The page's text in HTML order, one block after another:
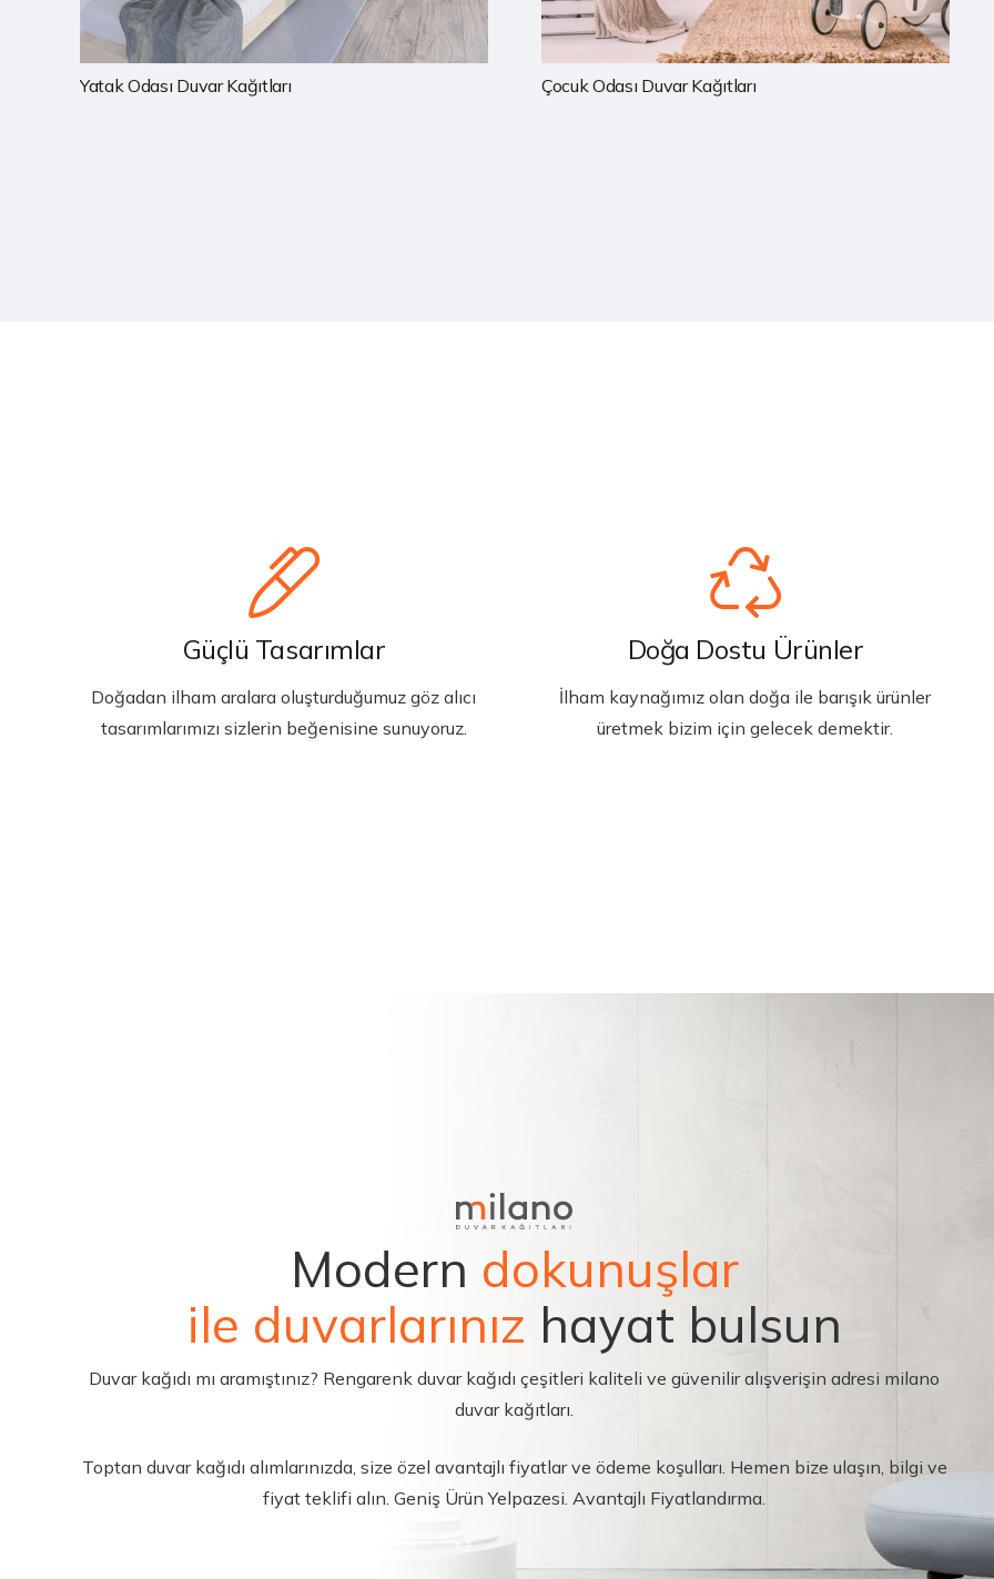
Çocuk Odası Duvar Kağıtları Mutfak Duvar Kağıtları
Güçlü Tasarımlar
Doğadan ilham aralara oluşturduğumuz göz alıcı
tasarımlarımızı sizlerin beğenisine sunuyoruz.
Doğa Dostu Ürünler
İlham kaynağımız olan doğa ile barışık ürünler
üretmek bizim için gelecek demektir.
Modern dokunuşlar
ile duvarlarınız hayat bulsun
Duvar kağıdı mı aramıştınız? Rengarenk duvar kağıdı çeşitleri kaliteli ve güvenilir alışverişin adresi milano
duvar kağıtları.
Toptan duvar kağıdı alımlarınızda, size özel avantajlı fiyatlar ve ödeme koşulları. Hemen bize ulaşın, bilgi ve
fiyat teklifi alın. Geniş Ürün Yelpazesi. Avantajlı Fiyatlandırma.